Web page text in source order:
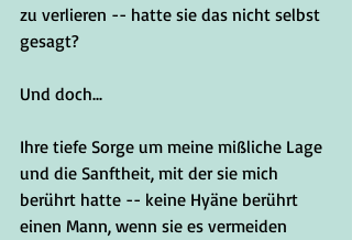
zu verlieren -- hatte sie das nicht selbst
gesagt?
Und doch...
Ihre tiefe Sorge um meine mißliche Lage
und die Sanftheit, mit der sie mich
berührt hatte -- keine Hyäne berührt
einen Mann, wenn sie es vermeiden